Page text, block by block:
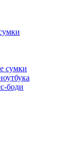
сумки
боди